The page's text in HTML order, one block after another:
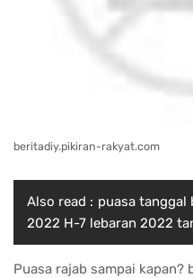
beritadiy.pikiran-rakyat.com
Also read : puasa tanggal
2022 H-7 lebaran 2022
Puasa rajab sampai kapan?